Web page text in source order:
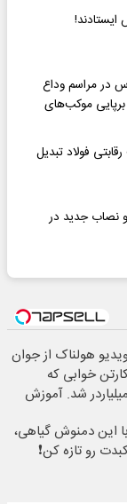
ایستادند!
در مراسم وداع
برپایی موکب‌های
فولاد تبدیل
نصاب جدید در
هولناک از جوان
خوابی که
میلیاردر شد. آموزش
با این دمنوش گیاهی،
رو تازه کن❗